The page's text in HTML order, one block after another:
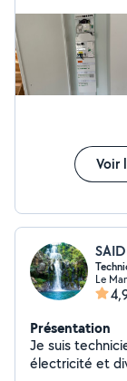
apprécié. Merci à lui, nous n'hésiterons pas à le recontacter au
Voir
Le
Présentation
Je suis technicien et repond aux travaux de
électricité et